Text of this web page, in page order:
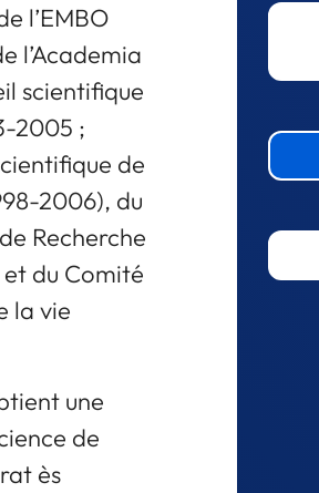
l’EMBO
l’Academia
scientifique
2005 ;
de
2006), du
Recherche
et du Comité
la vie
une
de
ès